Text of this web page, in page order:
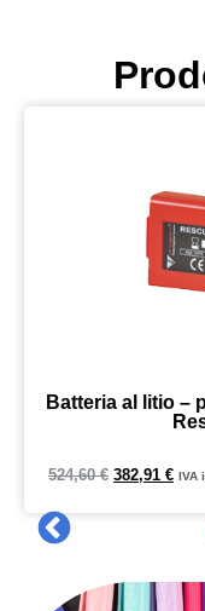
Batteria al litio –
524,60€ 382,91 € IVA